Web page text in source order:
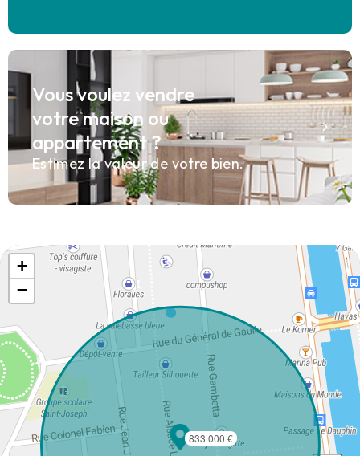
Vous voulez vendre
votre maison ou
appartement ?
Estimez la valeur de votre bien.
833 000 €
+
−